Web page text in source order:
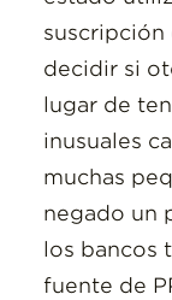
suscripción
decidir si
lugar de
inusuales
muchas
negado un
los bancos
fuente de